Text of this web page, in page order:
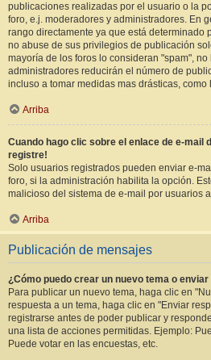
publicaciones realizadas por el usuario o la
foro, e.j. moderadores y administradores. En
rango directamente ya que está determinado
no abuse de sus privilegios de publicación
mayoría de los foros lo consideran "spam",
administradores reducirán el número de
incluso a tomar medidas mas drásticas,
Arriba
Cuando hago clic sobre el enlace de e-mail
registre!
Solo usuarios registrados pueden enviar e-
foro, si la administración habilita la opción.
malicioso del sistema de e-mail por usuarios
Arriba
Publicación de mensajes
¿Cómo puedo crear un nuevo tema o
Para publicar un nuevo tema, haga clic en
respuesta a un tema, haga clic en "Enviar
registrarse antes de poder publicar y
una lista de acciones permitidas. Ejemplo:
Puede votar en las encuestas, etc.